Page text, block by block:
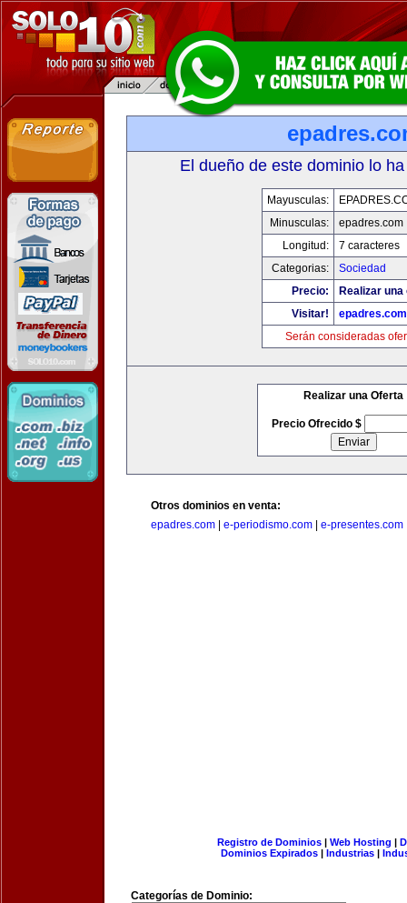
El dueño de este dominio lo
Mayusculas:
Minusculas:
epadres.com
Longitud:
7 caracteres
Categorias:
Sociedad
Precio:
Realizar
Visitar!
epadres.com
Serán consideradas
Realizar una Oferta
Precio Ofrecido $
Otros dominios en venta:
epadres.com
e-periodismo.com e-presentes.com
Registro de Dominios| Web Hosting |
Dominios Expirados | Industrias |
Categorías de Dominio: